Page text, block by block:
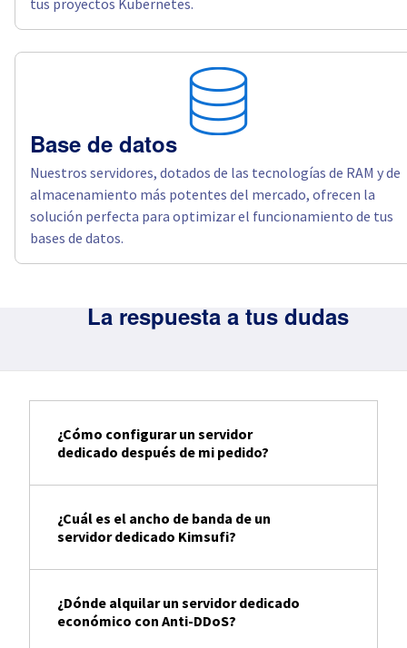
Base de datos
Nuestros servidores, dotados de las tecnologías de RAM y de
almacenamiento más potentes del mercado, ofrecen la
solución perfecta para optimizar el funcionamiento de tus
bases de datos.
La respuesta a tus dudas
¿Cómo configurar un servidor
dedicado después de mi pedido?
¿Cuál es el ancho de banda de un
servidor dedicado Kimsufi?
¿Dónde alquilar un servidor dedicado
económico con Anti-DDoS?